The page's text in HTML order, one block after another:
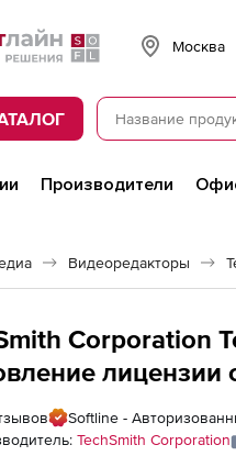
Москва
Производители
Видеоредакторы
Corporation
лицензии
Количество
Softline -
TechSmith Corporation